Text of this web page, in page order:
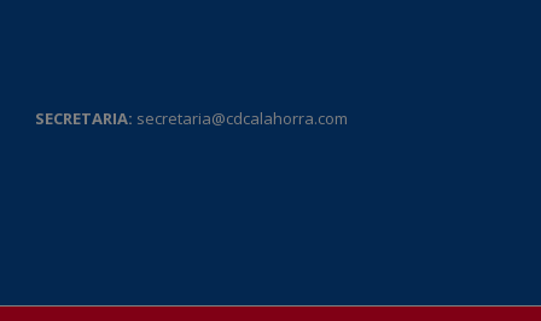
SECRETARIA: secretaria@cdcalahorra.com